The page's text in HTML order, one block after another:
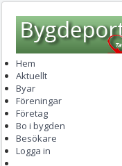
Hem
Aktuellt
Byar
Föreningar
Företag
Bo i bygden
Besökare
Logga in